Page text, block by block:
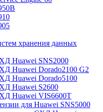
хранения данных
Huawei SNS2000
Huawei Dorado2100 G2
Huawei Dorado5100
Huawei S2600
Huawei VIS6600T
для Huawei SNS5000